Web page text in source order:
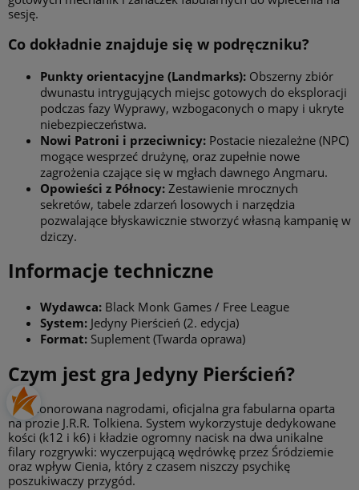
sesję.
Co dokładnie znajduje się w podręczniku?
Punkty orientacyjne (Landmarks): Obszerny zbiór
dwunastu intrygujących miejsc gotowych do eksploracji
podczas fazy Wyprawy, wzbogaconych o mapy i ukryte
niebezpieczeństwa.
Nowi Patroni i przeciwnicy: Postacie niezależne (NPC)
mogące wesprzeć drużynę, oraz zupełnie nowe
zagrożenia czające się w mgłach dawnego Angmaru.
Opowieści z Północy: Zestawienie mrocznych
sekretów, tabele zdarzeń losowych i narzędzia
pozwalające błyskawicznie stworzyć własną kampanię w
dziczy.
Informacje techniczne
Wydawca: Black Monk Games / Free League
System: Jedyny Pierścień (2. edycja)
Format: Suplement (Twarda oprawa)
Czym jest gra Jedyny Pierścień?
To uhonorowana nagrodami, oficjalna gra fabularna oparta
na prozie J.R.R. Tolkiena. System wykorzystuje dedykowane
kości (k12 i k6) i kładzie ogromny nacisk na dwa unikalne
filary rozgrywki: wyczerpującą wędrówkę przez Śródziemie
oraz wpływ Cienia, który z czasem niszczy psychikę
poszukiwaczy przygód.